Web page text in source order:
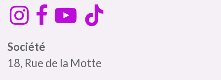
Société
18, Rue de la Motte